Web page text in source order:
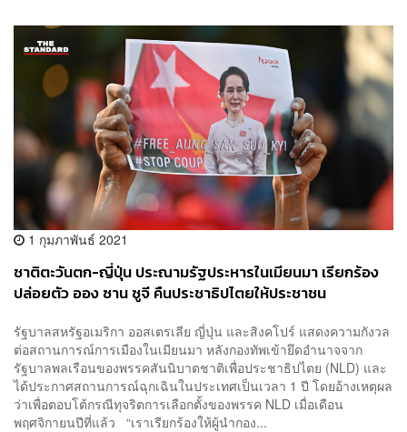
1 กุมภาพันธ์ 2021
ชาติตะวันตก-ญี่ปุ่น ประณามรัฐประหารในเมียนมา เรียกร้อง
ปล่อยตัว ออง ซาน ซูจี คืนประชาธิปไตยให้ประชาชน
รัฐบาลสหรัฐอเมริกา ออสเตรเลีย ญี่ปุ่น และสิงคโปร์ แสดงความกังวล
ต่อสถานการณ์การเมืองในเมียนมา หลังกองทัพเข้ายึดอำนาจจาก
รัฐบาลพลเรือนของพรรคสันนิบาตชาติเพื่อประชาธิปไตย (NLD) และ
ได้ประกาศสถานการณ์ฉุกเฉินในประเทศเป็นเวลา 1 ปี โดยอ้างเหตุผล
ว่าเพื่อตอบโต้กรณีทุจริตการเลือกตั้งของพรรค NLD เมื่อเดือน
พฤศจิกายนปีที่แล้ว “เราเรียกร้องให้ผู้นำกอง...